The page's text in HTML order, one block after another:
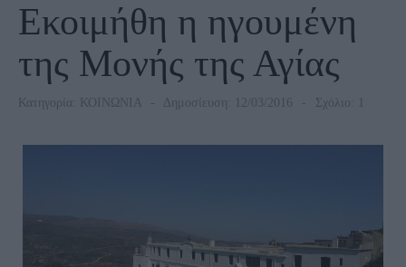
Εκοιμήθη η ηγουμένη
της Μονής της Αγίας
Κατηγορία: ΚΟΙΝΩΝΙΑ Δημοσίευση: 12/03/2016 Σχόλιο: 1